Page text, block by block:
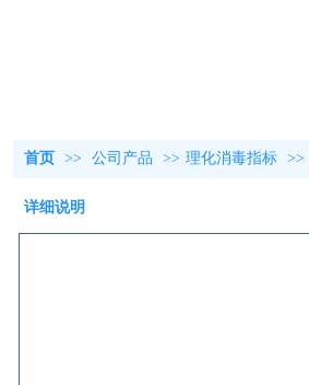
首页 >> 公司产品 >> 理化消毒指标 >>
详细说明